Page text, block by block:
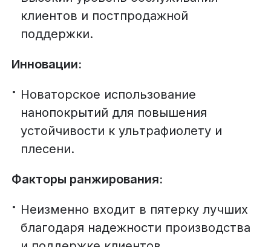
клиентов и постпродажной
поддержки.
Инновации:
Новаторское использование
нанопокрытий для повышения
устойчивости к ультрафиолету и
плесени.
Факторы ранжирования:
Неизменно входит в пятерку лучших
благодаря надежности производства